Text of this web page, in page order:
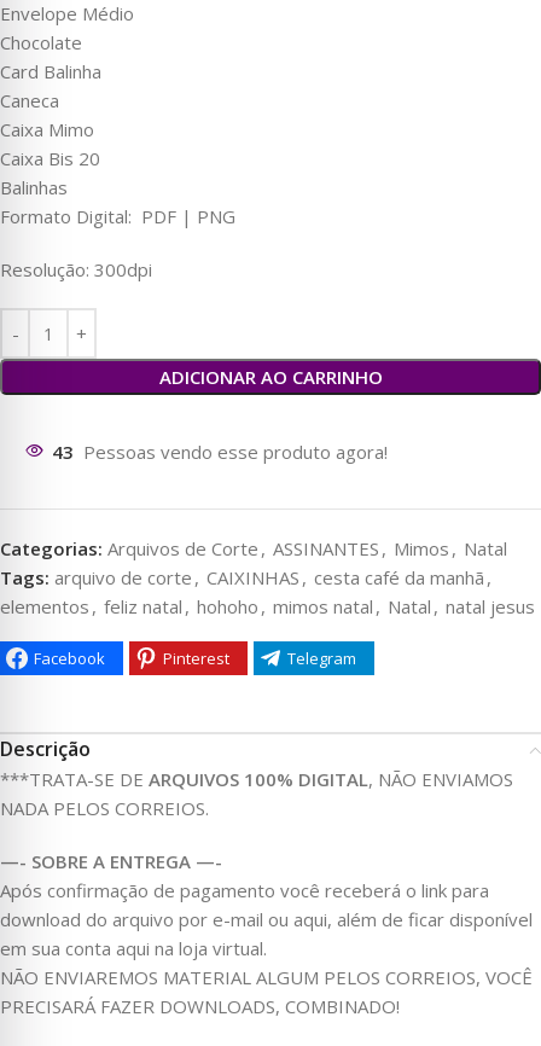
Envelope Médio
Chocolate
Card Balinha
Caneca
Caixa Mimo
Caixa Bis 20
Balinhas
Formato Digital: PDF | PNG
Resolução: 300dpi
ADICIONAR AO CARRINHO
41 Pessoas vendo esse produto agora!
Categorias: Arquivos de Corte , ASSINANTES , Mimos , Natal
Tags: arquivo de corte , CAIXINHAS , cesta café da manhã ,
elementos , feliz natal , hohoho , mimos natal , Natal , natal jesus
Facebook Pinterest Telegram
Descrição
***TRATA-SE DE ARQUIVOS 100% DIGITAL, NÃO ENVIAMOS
NADA PELOS CORREIOS.
—- SOBRE A ENTREGA —-
Após confirmação de pagamento você receberá o link para
download do arquivo por e-mail ou aqui, além de ficar disponível
em sua conta aqui na loja virtual.
NÃO ENVIAREMOS MATERIAL ALGUM PELOS CORREIOS, VOCÊ
PRECISARÁ FAZER DOWNLOADS, COMBINADO!